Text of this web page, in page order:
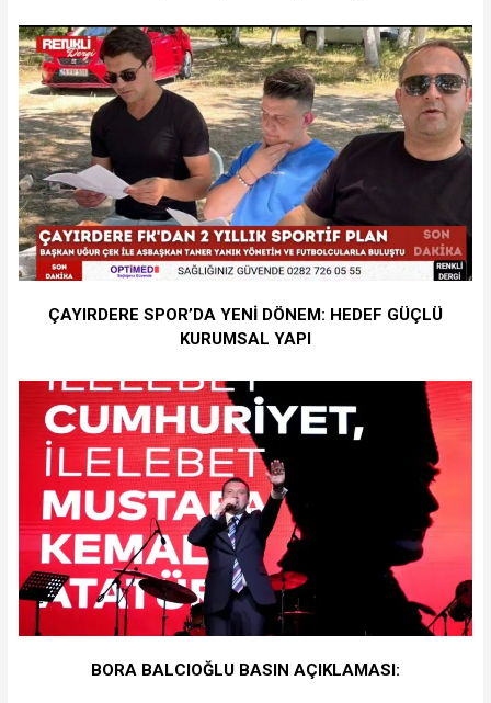
ÇAYIRDERE SPOR’DA YENİ DÖNEM: HEDEF GÜÇLÜ
KURUMSAL YAPI
BORA BALCIOĞLU BASIN AÇIKLAMASI: